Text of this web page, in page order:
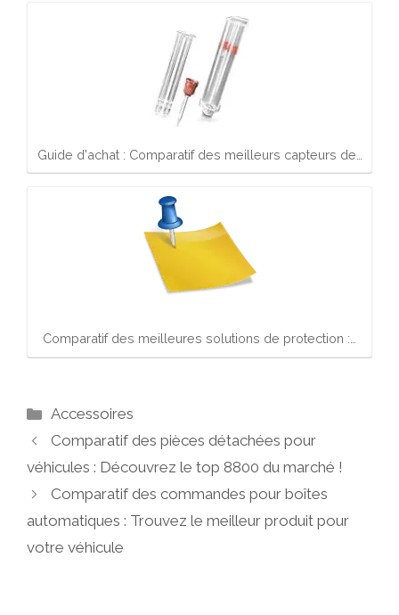
Guide d'achat : Comparatif des meilleurs capteurs de…
Comparatif des meilleures solutions de protection :…
Catégories
Accessoires
Comparatif des pièces détachées pour
véhicules : Découvrez le top 8800 du marché !
Comparatif des commandes pour boîtes
automatiques : Trouvez le meilleur produit pour
votre véhicule